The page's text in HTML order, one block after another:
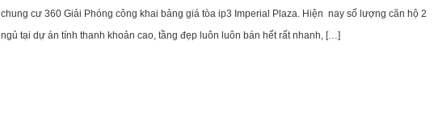
chung cư 360 Giải Phóng công khai bảng giá tòa ip3 Imperial Plaza. Hiện nay số lượng căn hộ 2
ngủ tại dự án tính thanh khoản cao, tầng đẹp luôn luôn bán hết rất nhanh, […]